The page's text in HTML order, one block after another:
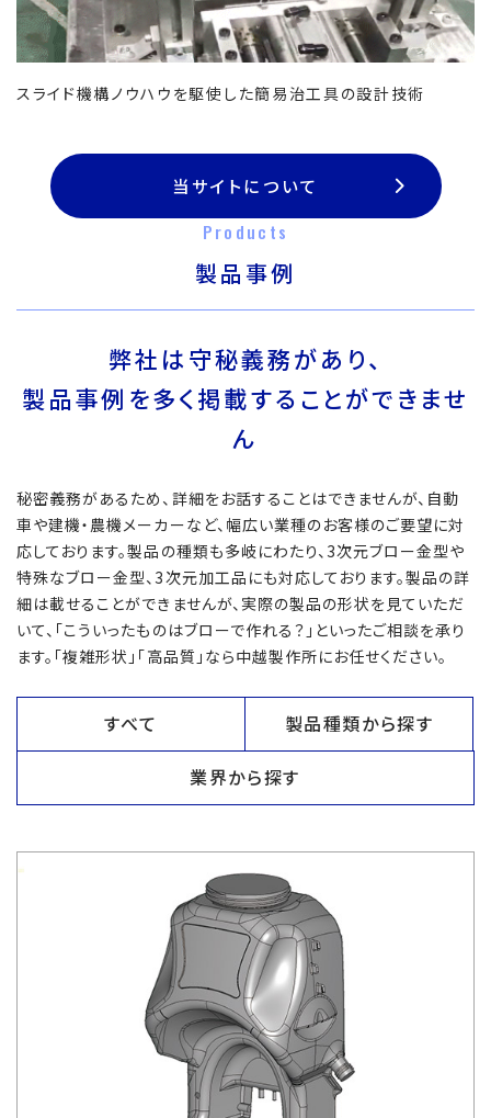
スライド機構ノウハウを駆使した簡易治工具の設計技術
当サイトについて
Products
製品事例
弊社は守秘義務があり、
製品事例を多く掲載することができませ
ん
秘密義務があるため、詳細をお話することはできませんが、自動
車や建機・農機メーカーなど、幅広い業種のお客様のご要望に対
応しております。製品の種類も多岐にわたり、3次元ブロー金型や
特殊なブロー金型、3次元加工品にも対応しております。製品の詳
細は載せることができませんが、実際の製品の形状を見ていただ
いて、「こういったものはブローで作れる？」といったご相談を承り
ます。「複雑形状」「高品質」なら中越製作所にお任せください。
すべて 製品種類から探す
業界から探す